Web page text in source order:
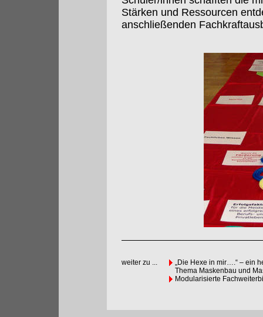
Stärken und Ressourcen
anschließenden
weiter zu ...
„Die Hexe in mir….“ – ein
Thema Maskenbau und
Modularisierte